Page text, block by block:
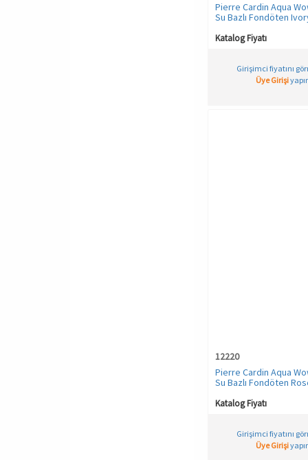
Pierre Cardin Aqua
Su Bazlı Fondöten
Katalog Fiyatı
Girişimci fiyatını
Üye Girişi
12220
Pierre Cardin Aqua
Su Bazlı Fondöten
Katalog Fiyatı
Girişimci fiyatını
Üye Girişi